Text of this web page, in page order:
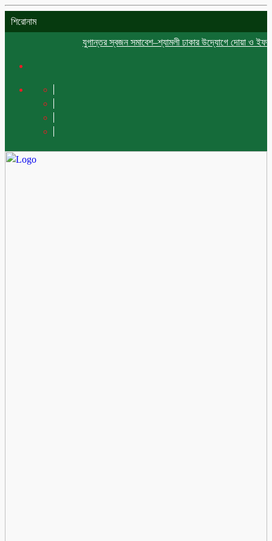
শিরোনাম
যুগান্তর স্বজন সমাবেশ–শ্যামলী ঢাকার উদ্যোগে দোয়া ও ইফতার